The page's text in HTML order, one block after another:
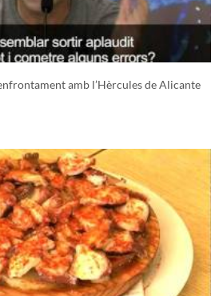
amb l’Hèrcules de Alicante